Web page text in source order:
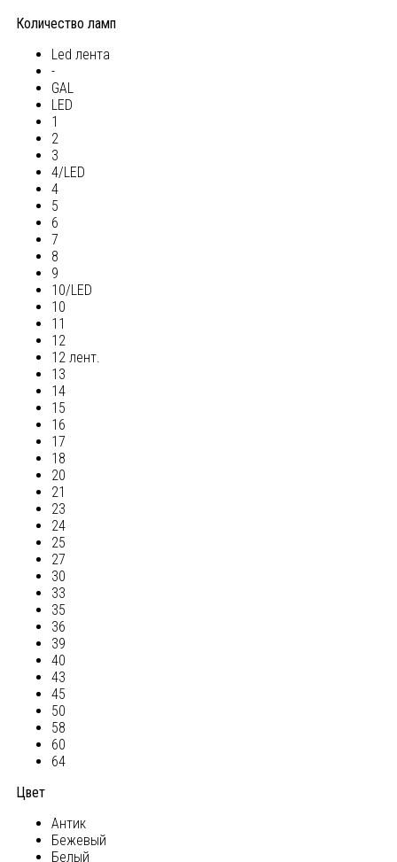
Количество ламп
Led лента
-
GAL
LED
1
2
3
4/LED
4
5
6
7
8
9
10/LED
10
11
12
12 лент.
13
14
15
16
17
18
20
21
23
24
25
27
30
33
35
36
39
40
43
45
50
58
60
64
Цвет
Антик
Бежевый
Белый